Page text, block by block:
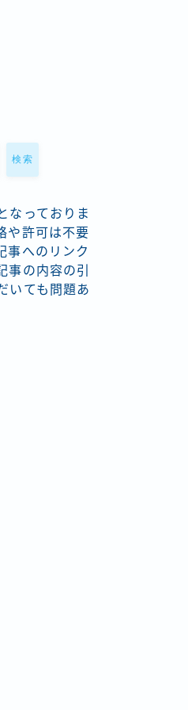
検索
なっておりま
や許可は不要
事へのリンク
事の内容の引
いても問題あ